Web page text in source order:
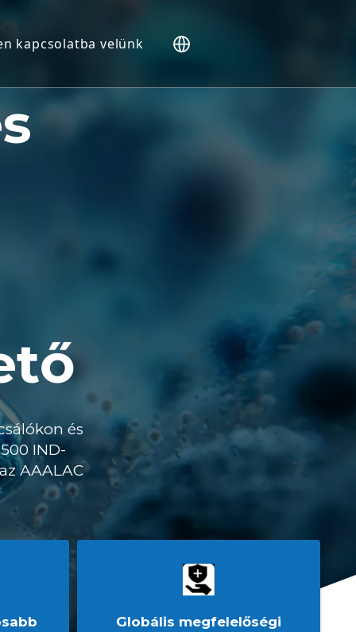
kapcsolatba velünk
és
IND-
AAALAC
Globális megfelelőségi